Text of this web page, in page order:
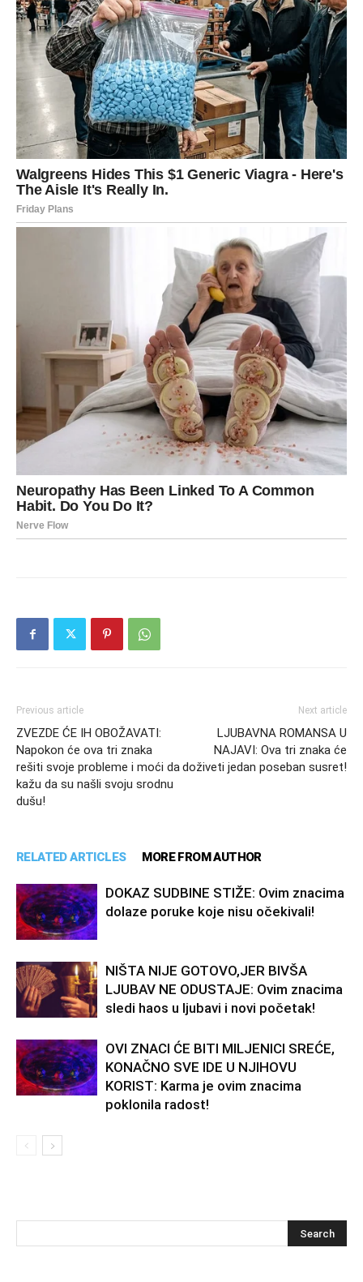
Previous article
ZVEZDE ĆE IH OBOŽAVATI:
Napokon će ova tri znaka
rešiti svoje probleme i moći da
kažu da su našli svoju srodnu
dušu!
Next article
LJUBAVNA ROMANSA U
NAJAVI: Ova tri znaka će
doživeti jedan poseban susret!
RELATED ARTICLES MORE FROM AUTHOR
DOKAZ SUDBINE STIŽE: Ovim znacima
dolaze poruke koje nisu očekivali!
NIŠTA NIJE GOTOVO,JER BIVŠA
LJUBAV NE ODUSTAJE: Ovim znacima
sledi haos u ljubavi i novi početak!
OVI ZNACI ĆE BITI MILJENICI SREĆE,
KONAČNO SVE IDE U NJIHOVU
KORIST: Karma je ovim znacima
poklonila radost!